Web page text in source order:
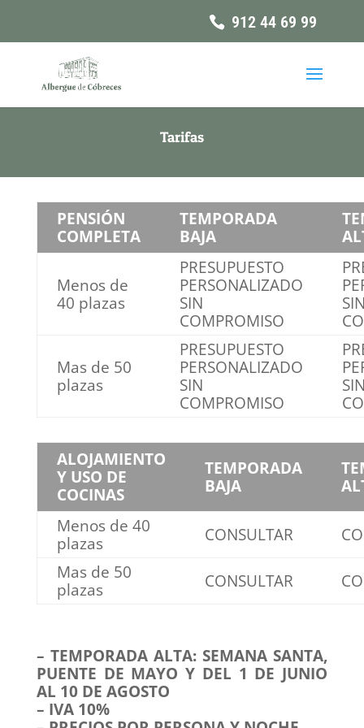
912 44 69 99
Tarifas
PENSIÓN
COMPLETA
TEMPORADA
BAJA
Menos de
40 plazas
PRESUPUESTO
PERSONALIZADO
SIN
COMPROMISO
Mas de 50
plazas
PRESUPUESTO
PERSONALIZADO
SIN
COMPROMISO
ALOJAMIENTO
Y USO DE
COCINAS
TEMPORADA
BAJA
Menos de 40
plazas
CONSULTAR
Mas de 50
plazas
CONSULTAR
– TEMPORADA ALTA: SEMANA SANTA,
PUENTE DE MAYO Y DEL 1 DE JUNIO
AL 10 DE AGOSTO
– IVA 10%